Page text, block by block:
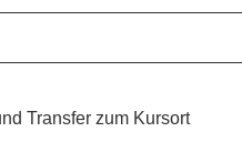
Transfer zum Kursort